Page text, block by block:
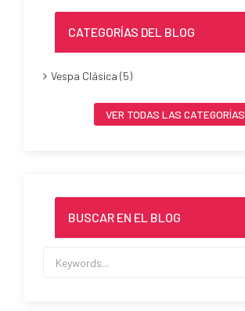
CATEGORÍAS DEL BLOG
Vespa Clásica (5)
VER TODAS LAS CATEGORÍAS
BUSCAR EN EL BLOG